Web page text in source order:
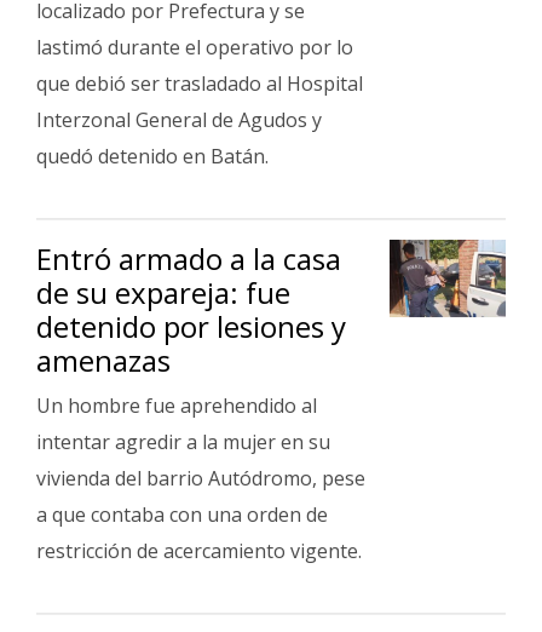
localizado por Prefectura y se
lastimó durante el operativo por lo
que debió ser trasladado al Hospital
Interzonal General de Agudos y
quedó detenido en Batán.
Entró armado a la casa
de su expareja: fue
detenido por lesiones y
amenazas
Un hombre fue aprehendido al
intentar agredir a la mujer en su
vivienda del barrio Autódromo, pese
a que contaba con una orden de
restricción de acercamiento vigente.